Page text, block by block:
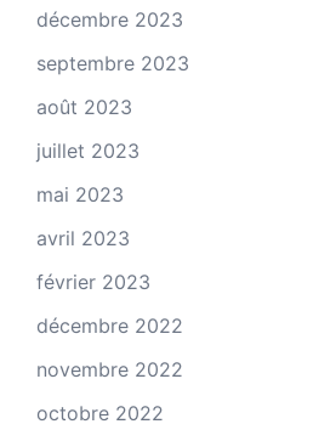
décembre 2023
septembre 2023
août 2023
juillet 2023
mai 2023
avril 2023
février 2023
décembre 2022
novembre 2022
octobre 2022